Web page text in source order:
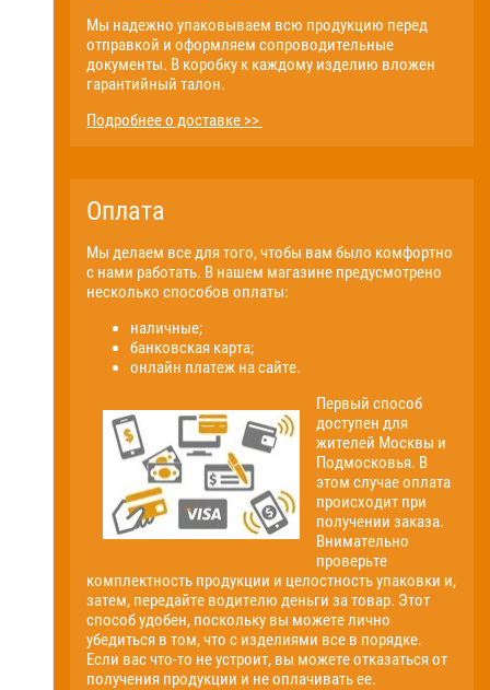
Мы надежно упаковываем всю продукцию перед
отправкой и оформляем сопроводительные
документы. В коробку к каждому изделию вложен
гарантийный талон.
Подробнее о доставке >>
Оплата
Мы делаем все для того, чтобы вам было комфортно
с нами работать. В нашем магазине предусмотрено
несколько способов оплаты:
наличные;
банковская карта;
онлайн платеж на сайте.
Первый способ
доступен для
жителей Москвы и
Подмосковья. В
этом случае оплата
происходит при
получении заказа.
Внимательно
проверьте
комплектность продукции и целостность упаковки и,
затем, передайте водителю деньги за товар. Этот
способ удобен, поскольку вы можете лично
убедиться в том, что с изделиями все в порядке.
Если вас что-то не устроит, вы можете отказаться от
получения продукции и не оплачивать ее.